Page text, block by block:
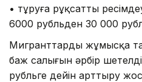
• тұруға рұқсатты
6000 рубльден 30 000
Мигранттарды жұмысқа
баж салығын әрбір
рубльге дейін арттыру